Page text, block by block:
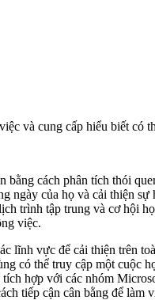
và cung cấp hiểu biết có
cách phân tích thói
của họ và cải thiện
trình tập trung và cơ hội
việc.
lĩnh vực để cải thiện trên
có thể truy cập một cuộc
hợp với các nhóm
tiếp cận cân bằng để làm